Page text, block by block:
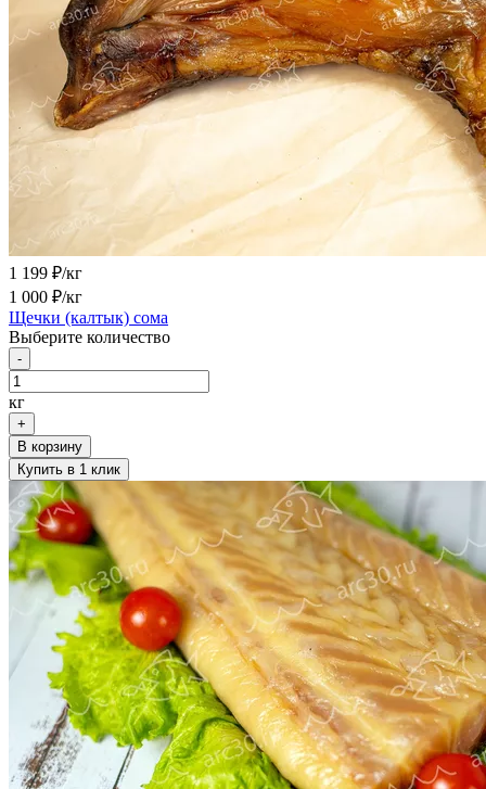
1 199 ₽/кг
1 000 ₽/кг
Щечки (калтык) сома
Выберите количество
-
кг
+
В корзину
Купить в 1 клик